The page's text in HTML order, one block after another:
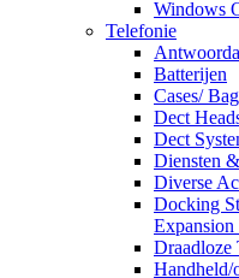
Windows
Telefonie
Batterijen
Cases/
Dect
Dect
Diensten
Diverse
Docking
Draadloze
Handheld/